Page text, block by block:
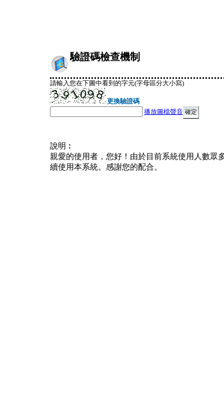
驗證碼檢查機制
請輸入您在下圖中看到的字元(字母區分大小寫)
更換驗證碼
播放圖檔聲音
說明︰
親愛的使用者，您好！由於目前系統使用人數眾
續使用本系統。感謝您的配合。